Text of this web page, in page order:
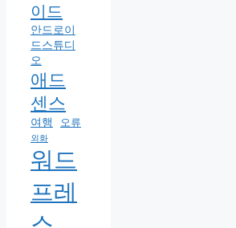
이드
안드로이
드스튜디
오
애드
센스
여행 오류
외화
워드
프레